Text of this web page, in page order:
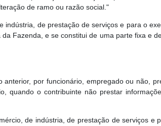
de ramo ou razão social."
indústria, de prestação de serviços e para o
Fazenda, e se constitui de uma parte fixa e
por funcionário, empregado ou não,
quando o contribuinte não prestar
de indústria, de prestação de serviços e